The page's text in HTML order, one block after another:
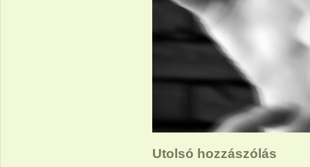
Utolsó hozzászólás